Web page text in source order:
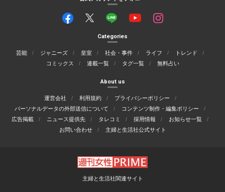
Categories
芸能 ジャニーズ 皇室 社会・事件 ライフ
トレンド
コミックス
連載一覧 タグ一覧 無料占い
About us
運営会社 利用規約
プライバシーポリシー
パーソナルデータの外部送信について
コンテンツ制作・編集ポリシー
広告掲載
ニュース提供先 タレコミ 採用情報
お知らせ一覧
お問い合わせ
主婦と生活社公式サイト
主婦と生活社関連サイト